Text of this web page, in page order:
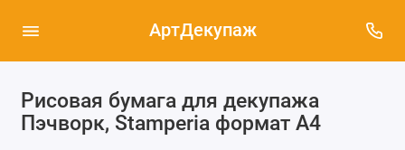
АртДекупаж
Рисовая бумага для декупажа
Пэчворк, Stamperia формат А4